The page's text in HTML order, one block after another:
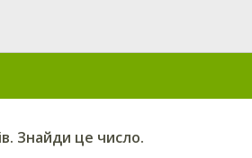
Знайди це число.